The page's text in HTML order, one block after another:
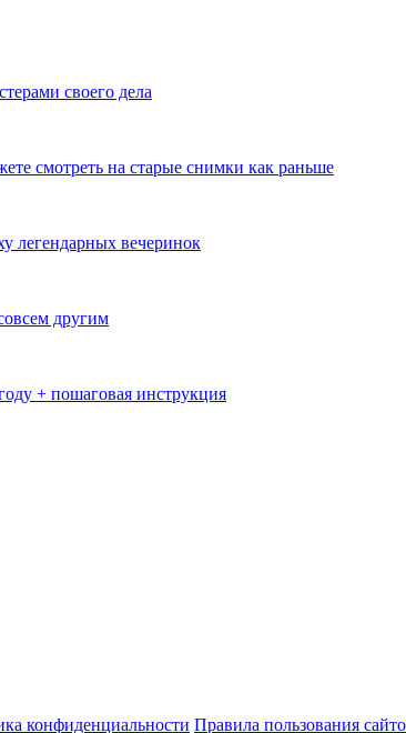
своего дела
смотреть на старые снимки как раньше
легендарных вечеринок
другим
+ пошаговая инструкция
конфиденциальности Правила пользования